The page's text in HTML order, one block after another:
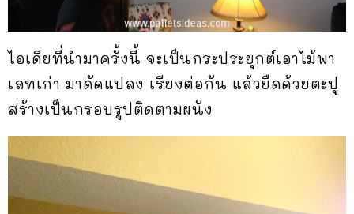
ไอเดียที่นำมาครั้งนี้ จะเป็นกระประยุกต์เอาไม้พา
เลทเก่า มาดัดแปลง เรียงต่อกัน แล้วยืดด้วยตะปู
สร้างเป็นกรอบรูปติดตามผนัง